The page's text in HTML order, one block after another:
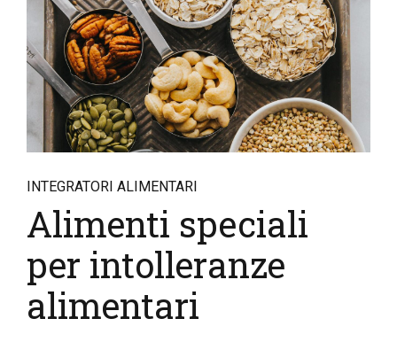
INTEGRATORI ALIMENTARI
Alimenti speciali
per intolleranze
alimentari